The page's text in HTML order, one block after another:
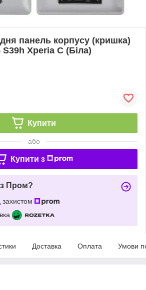
панель корпусу (кришка)
Xperia C (Біла)
Купити
або
Купити з
Пром?
Доставка Оплата Умови